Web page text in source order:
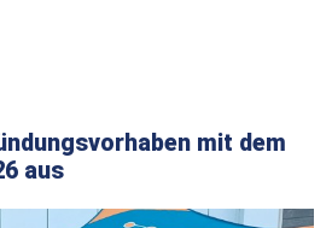
mit dem
aus